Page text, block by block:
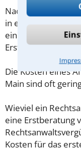
Nachdem Sie
in einer Kanzlei
eine Checkliste zur
Erstgespräch
Die Kosten eines
Main sind oft
Wieviel ein
eine Erstberatung
Kosten für das